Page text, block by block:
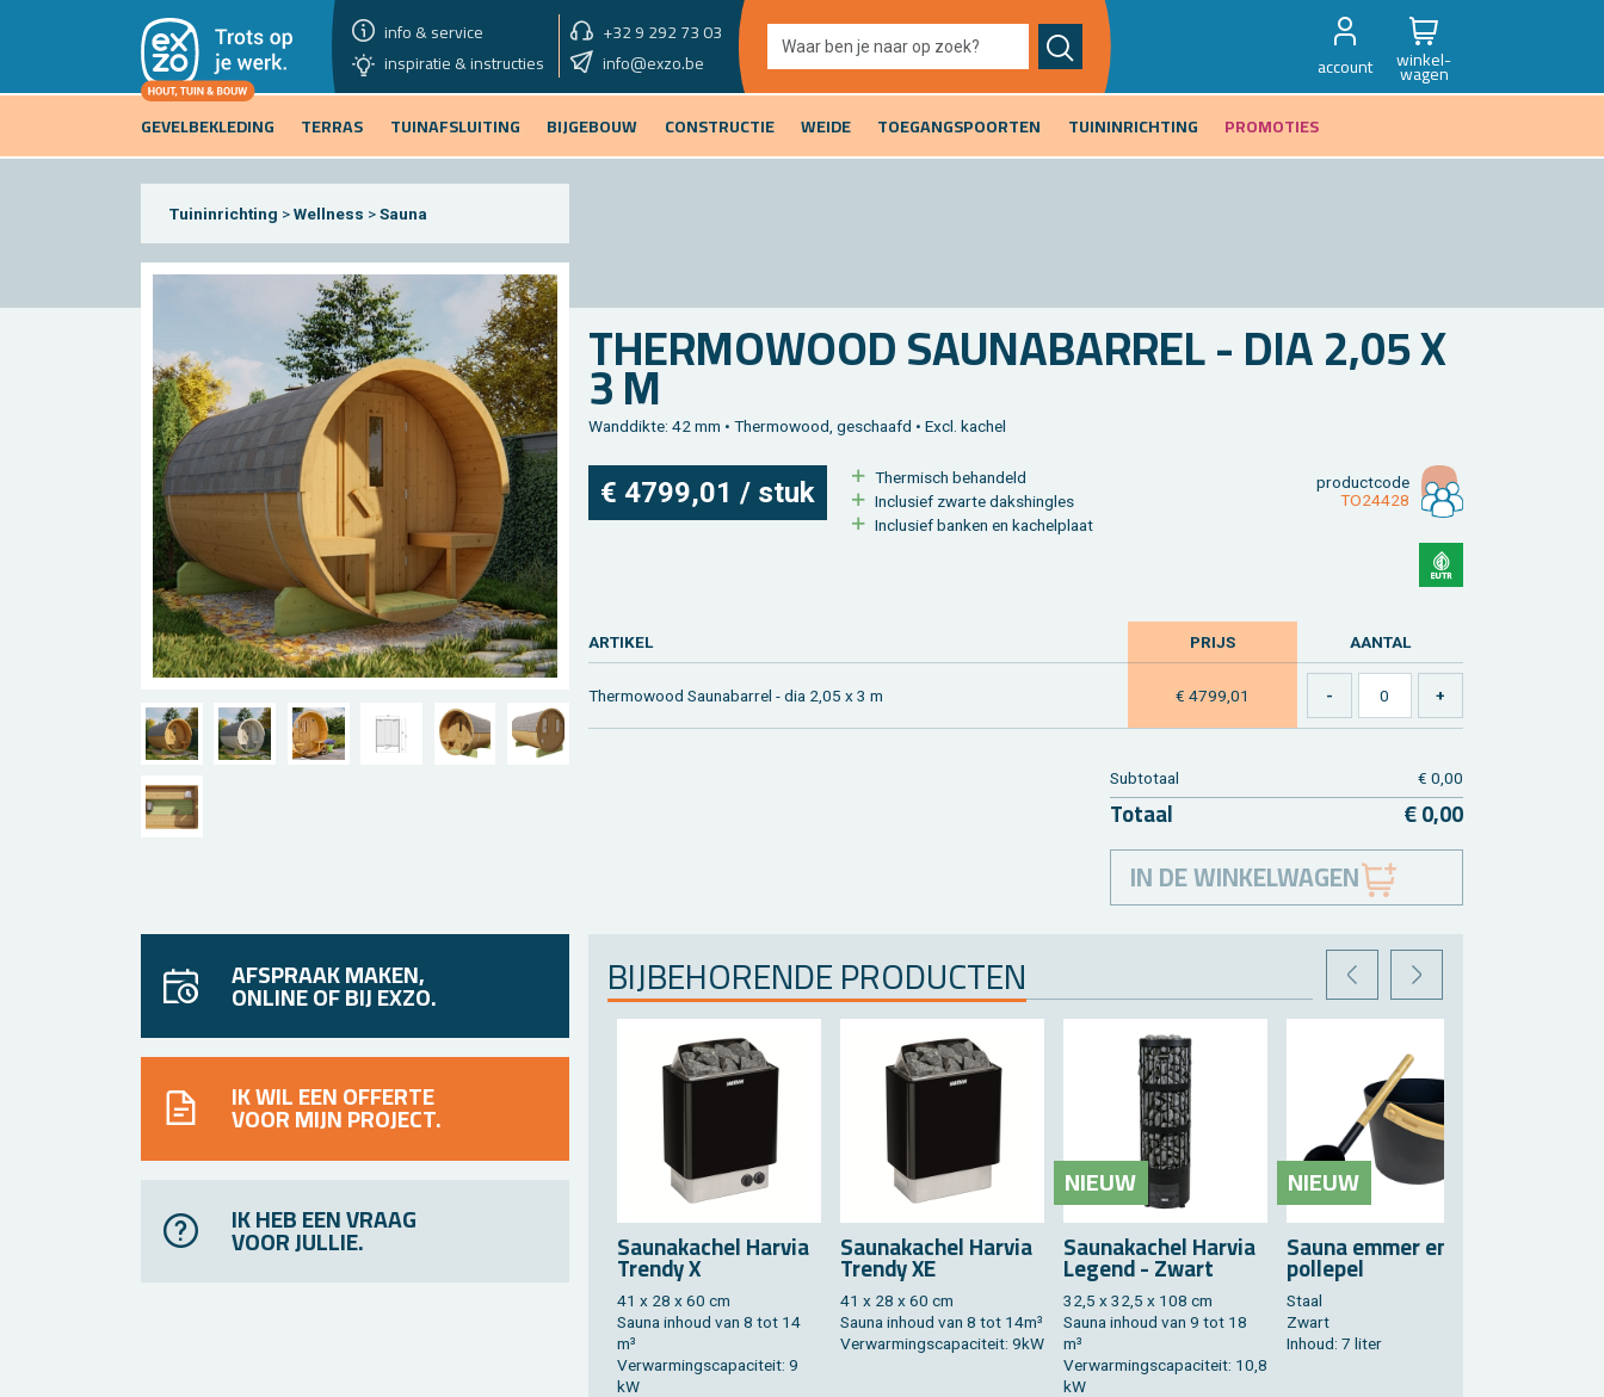
info & service +32 9 292 73 03
showroom vandaag
inspiratie & instructies
info@exzo.be 9u - 12u30 account winkel-
wagen
GEVELBEKLEDING
TERRAS TUINAFSLUITING BIJGEBOUW CONSTRUCTIE WEIDE TOEGANGSPOORTEN TUININRICHTING PROMOTIES
Tuininrichting >Wellness >Sauna
THER­MO­WOOD SAU­NA­BAR­REL - DIA 2,05 X
3 M
Wand­dik­te: 42 mm • Ther­mo­wood, ge­schaafd • Excl. ka­chel
€ 4799,01 / stuk
Ther­misch be­han­deld
In­clu­sief zwar­te daks­hingles
In­clu­sief ban­ken en ka­chel­plaat
product­code
TO24428
AR­TI­KEL PRIJS AAN­TAL
Ther­mo­wood Sau­na­bar­rel - dia 2,05 x 3 m € 4799,01
Sub­to­taal € 0,00
To­taal € 0,00
IN DE WINKELWAGEN
AFSPRAAK MAKEN,
ONLINE OF BIJ EXZO.
IK WIL EEN OFFERTE
VOOR MIJN PROJECT.
IK HEB EEN VRAAG
VOOR JULLIE.
BIJ­BE­HO­REN­DE PRO­DUC­TEN VORIGEVOLGENDE
Sau­nakachel Har­via
Tren­dy X
41 x 28 x 60 cm
Sauna in­houd van 8 tot 14
m³
Ver­war­mings­ca­pa­ci­teit: 9
kW
Sau­nakachel Har­via
Tren­dy XE
41 x 28 x 60 cm
Sauna in­houd van 8 tot 14m³
Ver­war­mings­ca­pa­ci­teit: 9kW
NIEUW
Sau­nakachel Har­via
Le­gend - Zwart
32,5 x 32,5 x 108 cm
Sauna in­houd van 9 tot 18
m³
Ver­war­mings­ca­pa­ci­teit: 10,8
kW
NIEUW
Sauna emmer en
pol­le­pel
Staal
Zwart
In­houd: 7 liter